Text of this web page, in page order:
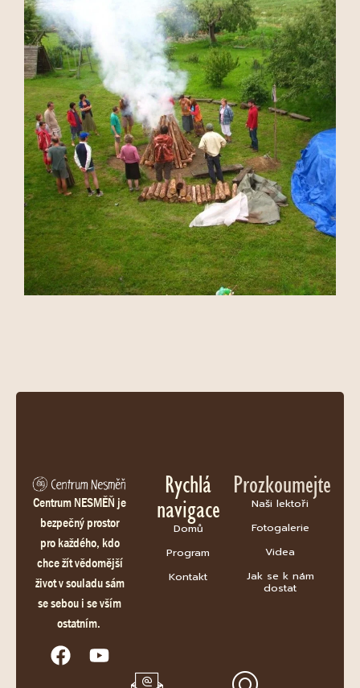
Centrum NESMĚŇ je
bezpečný prostor
pro každého, kdo
chce žít vědomější
život v souladu sám
se sebou i se vším
ostatním.
Rychlá
navigace
Domů
Program
Kontakt
Prozkoumejte
Naši lektoři
Fotogalerie
Videa
Jak se k nám
dostat